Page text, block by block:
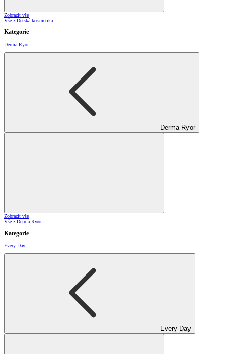
Zobrazit vše
Vše z Dětská kosmetika
Kategorie
Derma Ryor
Derma Ryor
Zobrazit vše
Vše z Derma Ryor
Kategorie
Every Day
Every Day